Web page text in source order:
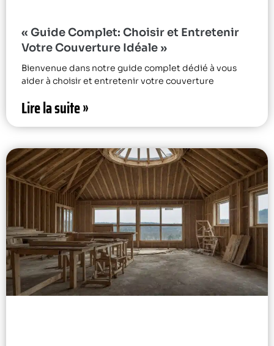
« Guide Complet: Choisir et Entretenir
Votre Couverture Idéale »
Bienvenue dans notre guide complet dédié à vous
aider à choisir et entretenir votre couverture
Lire la suite »